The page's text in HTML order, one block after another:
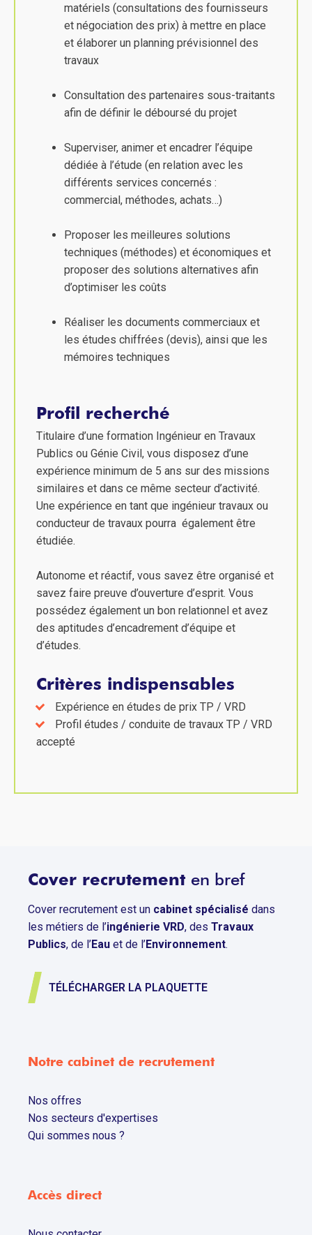
matériels (consultations des fournisseurs
et négociation des prix) à mettre en place
et élaborer un planning prévisionnel des
travaux
Consultation des partenaires sous-traitants
afin de définir le déboursé du projet
Superviser, animer et encadrer l’équipe
dédiée à l’étude (en relation avec les
différents services concernés :
commercial, méthodes, achats…)
Proposer les meilleures solutions
techniques (méthodes) et économiques et
proposer des solutions alternatives afin
d’optimiser les coûts
Réaliser les documents commerciaux et
les études chiffrées (devis), ainsi que les
mémoires techniques
Profil recherché
Titulaire d’une formation Ingénieur en Travaux
Publics ou Génie Civil, vous disposez d’une
expérience minimum de 5 ans sur des missions
similaires et dans ce même secteur d’activité.
Une expérience en tant que ingénieur travaux ou
conducteur de travaux pourra également être
étudiée.
Autonome et réactif, vous savez être organisé et
savez faire preuve d’ouverture d’esprit. Vous
possédez également un bon relationnel et avez
des aptitudes d’encadrement d’équipe et
d’études.
Critères indispensables
Expérience en études de prix TP / VRD
Profil études / conduite de travaux TP / VRD
accepté
Cover recrutement en bref
Cover recrutement est un cabinet spécialisé dans
les métiers de l’ingénierie VRD, des Travaux
Publics, de l’Eau et de l’Environnement.
TÉLÉCHARGER LA PLAQUETTE
Notre cabinet de recrutement
Nos offres
Nos secteurs d'expertises
Qui sommes nous ?
Accès direct